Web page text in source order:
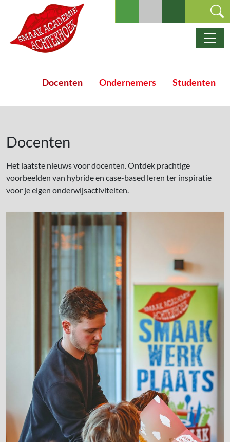
Ga naar de inhoud
Hoofdnavigatie
Docenten Ondernemers Studenten
Docenten
Het laatste nieuws voor docenten. Ontdek prachtige
voorbeelden van hybride en case-based leren ter inspiratie
voor je eigen onderwijsactiviteiten.